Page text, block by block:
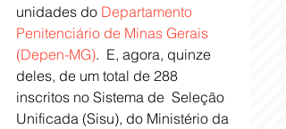
unidades do Departamento
Penitenciário de Minas Gerais
(Depen-MG).  E, agora, quinze
deles, de um total de 288
inscritos no Sistema de  Seleção
Unificada (Sisu), do Ministério da